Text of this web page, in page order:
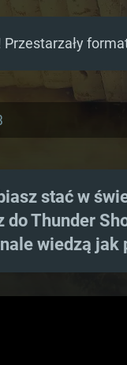
Przestarzały
stać w
do Thunder
wiedzą jak